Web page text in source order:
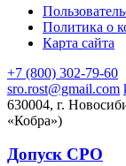
Политика о
Карта сайта
+7 (800) 302-79-60
sro.rost@gmail.com
630004, г.
«Кобра»)
Допуск СРО